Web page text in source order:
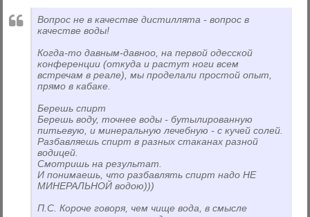
Вопрос не в качестве дистиллята - вопрос в
качестве воды!
Когда-то давным-давноо, на первой одесской
конференции (откуда и растут ноги всем
встречам в реале), мы проделали простой опыт,
прямо в кабаке.
Берешь спирт
Берешь воду, точнее воды - бутылированную
питьевую, и минеральную лечебную - с кучей солей.
Разбавляешь спирт в разных стаканах разной
водицей.
Смотришь на результат.
И понимаешь, что разбавлять спирт надо НЕ
МИНЕРАЛЬНОЙ водою)))
П.С. Короче говоря, чем чище вода, в смысле